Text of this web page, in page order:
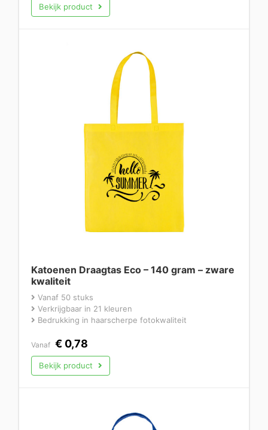
Bekijk product
Katoenen Draagtas Eco – 140 gram – zware
kwaliteit
Vanaf 50 stuks
Verkrijgbaar in 21 kleuren
Bedrukking in haarscherpe fotokwaliteit
Vanaf € 0,78
Bekijk product